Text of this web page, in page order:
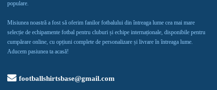
populare.
Misiunea noastră a fost să oferim fanilor fotbalului din întreaga lume cea mai mare
selecție de echipamente fotbal pentru cluburi și echipe internaționale, disponibile pentru
cumpărare online, cu opțiuni complete de personalizare și livrare în întreaga lume.
Aducem pasiunea ta acasă!
footballshirtsbase@gmail.com